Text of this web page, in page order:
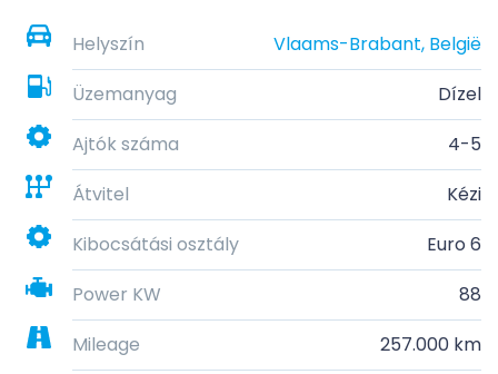
Helyszín
Vlaams-Brabant, België
Üzemanyag
Dízel
Ajtók száma
4-5
Átvitel
Kézi
Kibocsátási osztály
Euro 6
Power KW
88
Mileage
257.000 km